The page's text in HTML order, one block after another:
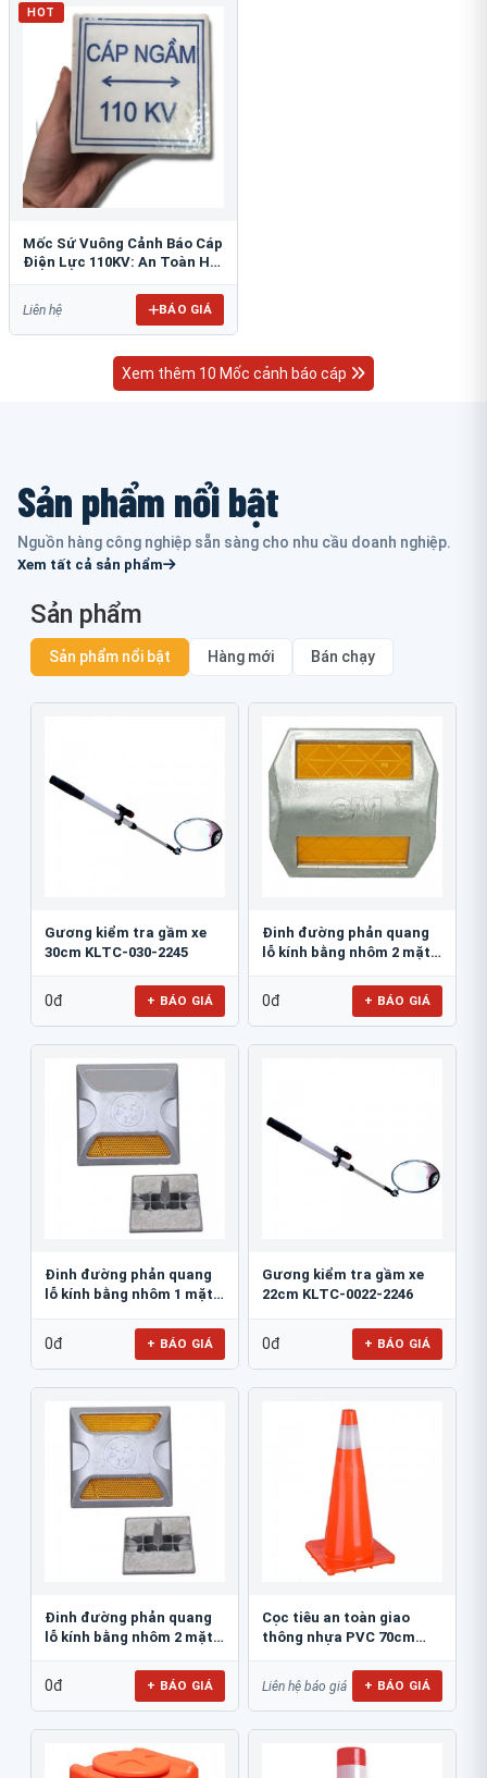
HOT
Mốc Sứ Vuông Cảnh Báo Cáp
Điện Lực 110KV: An Toàn Hệ
Liên hệ BÁO GIÁ
Xem thêm 10 Mốc cảnh báo cáp
Sản phẩm nổi bật
Nguồn hàng công nghiệp sẵn sàng cho nhu cầu doanh nghiệp.
Xem tất cả sản phẩm
Sản phẩm
Sản phẩm nổi bật Hàng mới Bán chạy
Gương kiểm tra gầm xe
30cm KLTC-030-2245
0đ + BÁO GIÁ
Đinh đường phản quang
lỗ kính bằng nhôm 2 mặt
0đ + BÁO GIÁ
Đinh đường phản quang
lỗ kính bằng nhôm 1 mặt
0đ + BÁO GIÁ
Gương kiểm tra gầm xe
22cm KLTC-0022-2246
0đ + BÁO GIÁ
Đinh đường phản quang
lỗ kính bằng nhôm 2 mặt
0đ + BÁO GIÁ
Cọc tiêu an toàn giao
thông nhựa PVC 70cm
Liên hệ báo giá + BÁO GIÁ